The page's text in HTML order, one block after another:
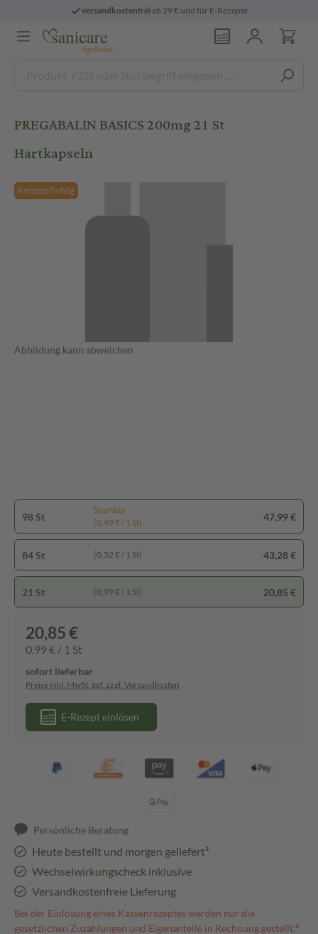
versandkostenfreiab 29 € und für E-Rezepte
PREGABALIN BASICS 200mg 21 St
Hartkapseln
Rezeptpflichtig
Abbildung kann abweichen
98 St
Spartipp
(0,49 € / 1 St)
47,99 €
84 St (0,52 € / 1 St) 43,28 €
21 St (0,99 € / 1 St) 20,85 €
20,85 €
0,99 € / 1 St
sofort lieferbar
Preise inkl. MwSt. ggf. zzgl. Versandkosten
E-Rezept einlösen
Persönliche Beratung
Heute bestellt und morgen geliefert³
Wechselwirkungscheck inklusive
Versandkostenfreie Lieferung
Bei der Einlösung eines Kassenrezeptes werden nur die
gesetzlichen Zuzahlungen und Eigenanteile in Rechnung gestellt.⁴